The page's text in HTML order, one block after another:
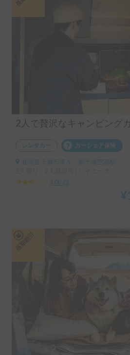
2人で贅沢なキャンピング
レンタカー カーシェア保険
北海道千歳市美々, ' 新千歳空港駅
3.00
¥